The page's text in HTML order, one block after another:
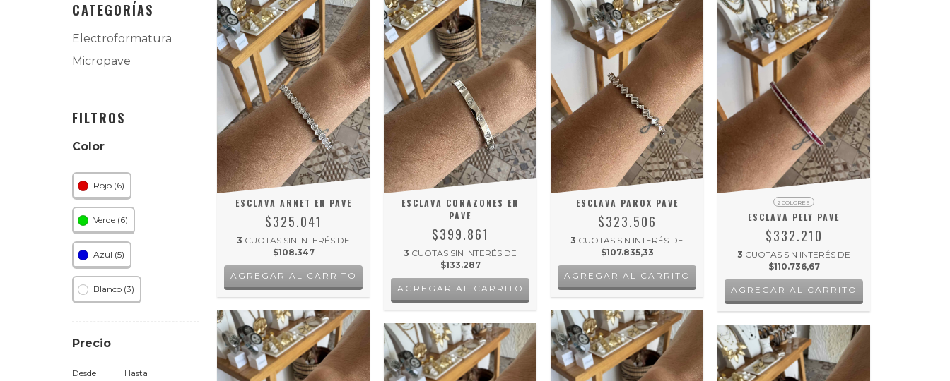
CATEGORÍAS
Electroformatura
Micropave
FILTROS
Color
Rojo (6)
Verde (6)
Azul (5)
Blanco (3)
Precio
Desde Hasta
ESCLAVA ARNET EN PAVE
$325.041
3 CUOTAS SIN INTERÉS DE
$108.347
ESCLAVA CORAZONES EN
PAVE
$399.861
3 CUOTAS SIN INTERÉS DE
$133.287
ESCLAVA PAROX PAVE
$323.506
3 CUOTAS SIN INTERÉS DE
$107.835,33
2 COLORES
ESCLAVA PELY PAVE
$332.210
3 CUOTAS SIN INTERÉS DE
$110.736,67
AGREGAR AL CARRITO